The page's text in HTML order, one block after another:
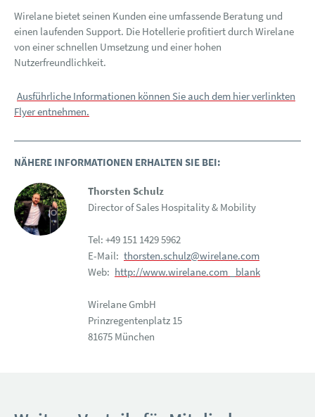
Wirelane bietet seinen Kunden eine umfassende Beratung und
einen laufenden Support. Die Hotellerie profitiert durch Wirelane
von einer schnellen Umsetzung und einer hohen
Nutzerfreundlichkeit.
Ausführliche Informationen können Sie auch dem hier verlinkten
Flyer entnehmen.
NÄHERE INFORMATIONEN ERHALTEN SIE BEI:
Thorsten Schulz
Director of Sales Hospitality & Mobility
Tel: +49 151 1429 5962
E-Mail: thorsten.schulz@wirelane.com
Web: http://www.wirelane.com _blank
Wirelane GmbH
Prinzregentenplatz 15
81675 München